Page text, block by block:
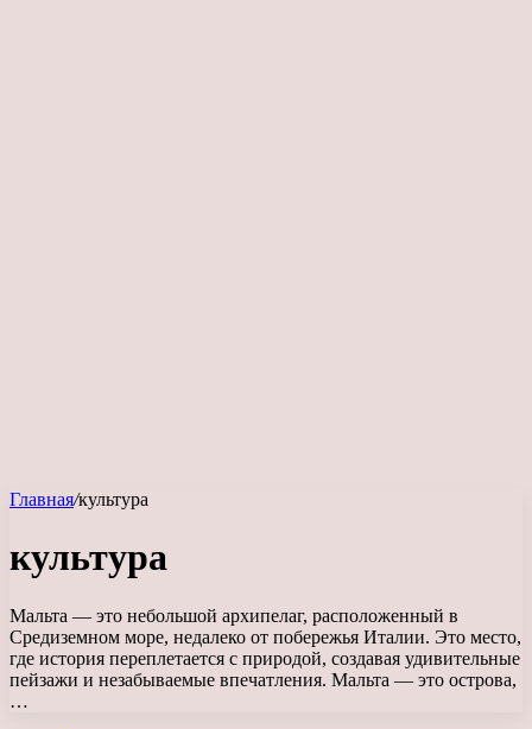
Главная/культура
культура
Мальта — это небольшой архипелаг, расположенный в
Средиземном море, недалеко от побережья Италии. Это место,
где история переплетается с природой, создавая удивительные
пейзажи и незабываемые впечатления. Мальта — это острова,
…